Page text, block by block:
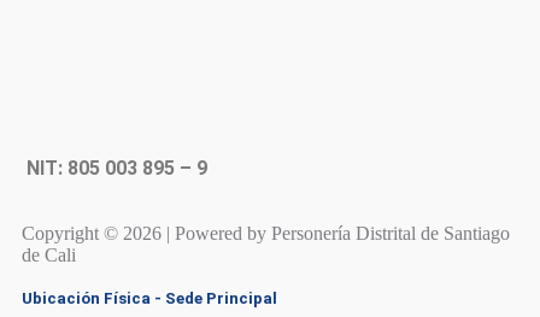
NIT: 805 003 895 – 9
Copyright © 2026 | Powered by Personería Distrital de Santiago
de Cali
Ubicación Física - Sede Principal